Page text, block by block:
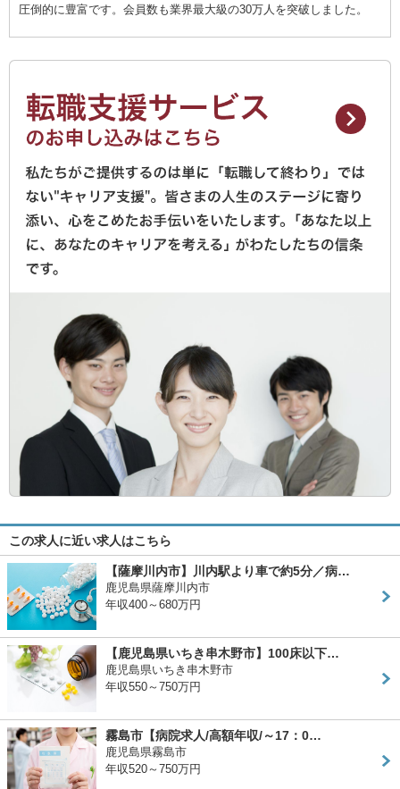
圧倒的に豊富です。会員数も業界最大級の30万人を突破しました。
この求人に近い求人はこちら
【薩摩川内市】川内駅より車で約5分／病…
鹿児島県薩摩川内市
年収400～680万円
【鹿児島県いちき串木野市】100床以下…
鹿児島県いちき串木野市
年収550～750万円
霧島市【病院求人/高額年収/～17：0…
鹿児島県霧島市
年収520～750万円